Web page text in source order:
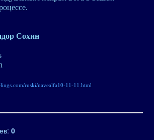
Сохин
ruski/navealfa10-11-11.html
: 0